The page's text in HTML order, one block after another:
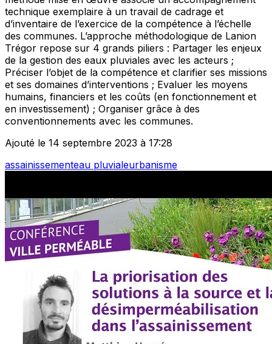
technique exemplaire à un travail de cadrage et
d’inventaire de l’exercice de la compétence à l’échelle
des communes. L’approche méthodologique de Lanion
Trégor repose sur 4 grands piliers : Partager les enjeux
de la gestion des eaux pluviales avec les acteurs ;
Préciser l’objet de la compétence et clarifier ses missions
et ses domaines d’interventions ; Evaluer les moyens
humains, financiers et les coûts (en fonctionnement et
en investissement) ; Organiser grâce à des
conventionnements avec les communes.
Ajouté le 14 septembre 2023 à 17:28
assainissementeau pluvialeurbanisme